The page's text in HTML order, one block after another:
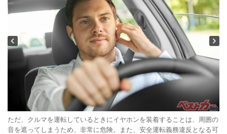
ただ、クルマを運転しているときにイヤホンを装着することは、周囲の
音を遮ってしまうため、非常に危険。また、安全運転義務違反となる可